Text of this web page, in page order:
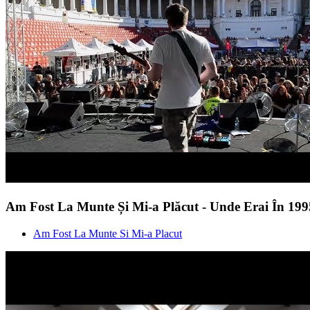
Am Fost La Munte Și Mi-a Plăcut - Unde Erai În
Am Fost La Munte Si Mi-a Placut